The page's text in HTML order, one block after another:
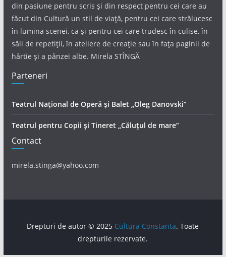
din pasiune pentru scris și din respect pentru cei care au
făcut din Cultură un stil de viață, pentru cei care strălucesc
în lumina scenei, ca și pentru cei care trudesc în culise, în
săli de repetiții, în ateliere de creație sau în fața paginii de
hârtie și a pânzei albe. Mirela STÎNGĂ
Parteneri
Teatrul Național de Operă și Balet „Oleg Danovski”
Teatrul pentru Copii și Tineret „Căluțul de mare”
Contact
mirela.stinga@yahoo.com
Drepturi de autor © 2025 Cultura Constanta. Toate
drepturile rezervate.